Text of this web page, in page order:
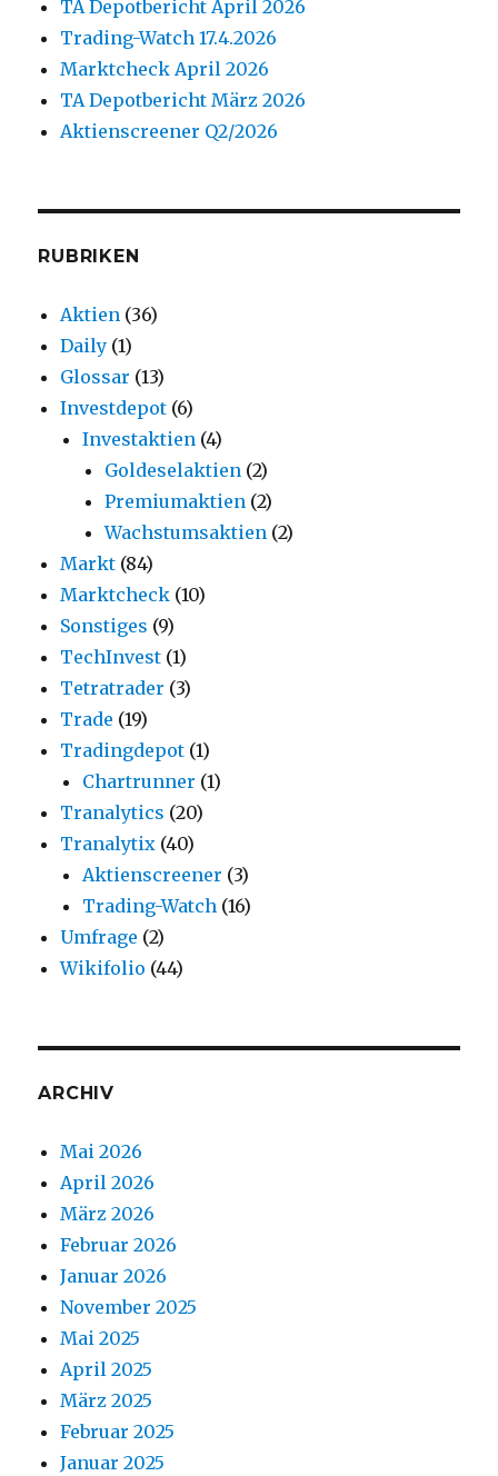
TA Depotbericht April 2026
Trading-Watch 17.4.2026
Marktcheck April 2026
TA Depotbericht März 2026
Aktienscreener Q2/2026
RUBRIKEN
Aktien (36)
Daily (1)
Glossar (13)
Investdepot (6)
Investaktien (4)
Goldeselaktien (2)
Premiumaktien (2)
Wachstumsaktien (2)
Markt (84)
Marktcheck (10)
Sonstiges (9)
TechInvest (1)
Tetratrader (3)
Trade (19)
Tradingdepot (1)
Chartrunner (1)
Tranalytics (20)
Tranalytix (40)
Aktienscreener (3)
Trading-Watch (16)
Umfrage (2)
Wikifolio (44)
ARCHIV
Mai 2026
April 2026
März 2026
Februar 2026
Januar 2026
November 2025
Mai 2025
April 2025
März 2025
Februar 2025
Januar 2025